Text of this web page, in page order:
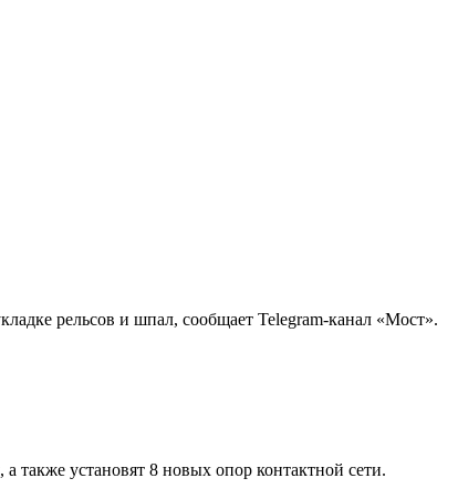
рельсов и шпал, сообщает Telegram-канал «Мост».
также установят 8 новых опор контактной сети.